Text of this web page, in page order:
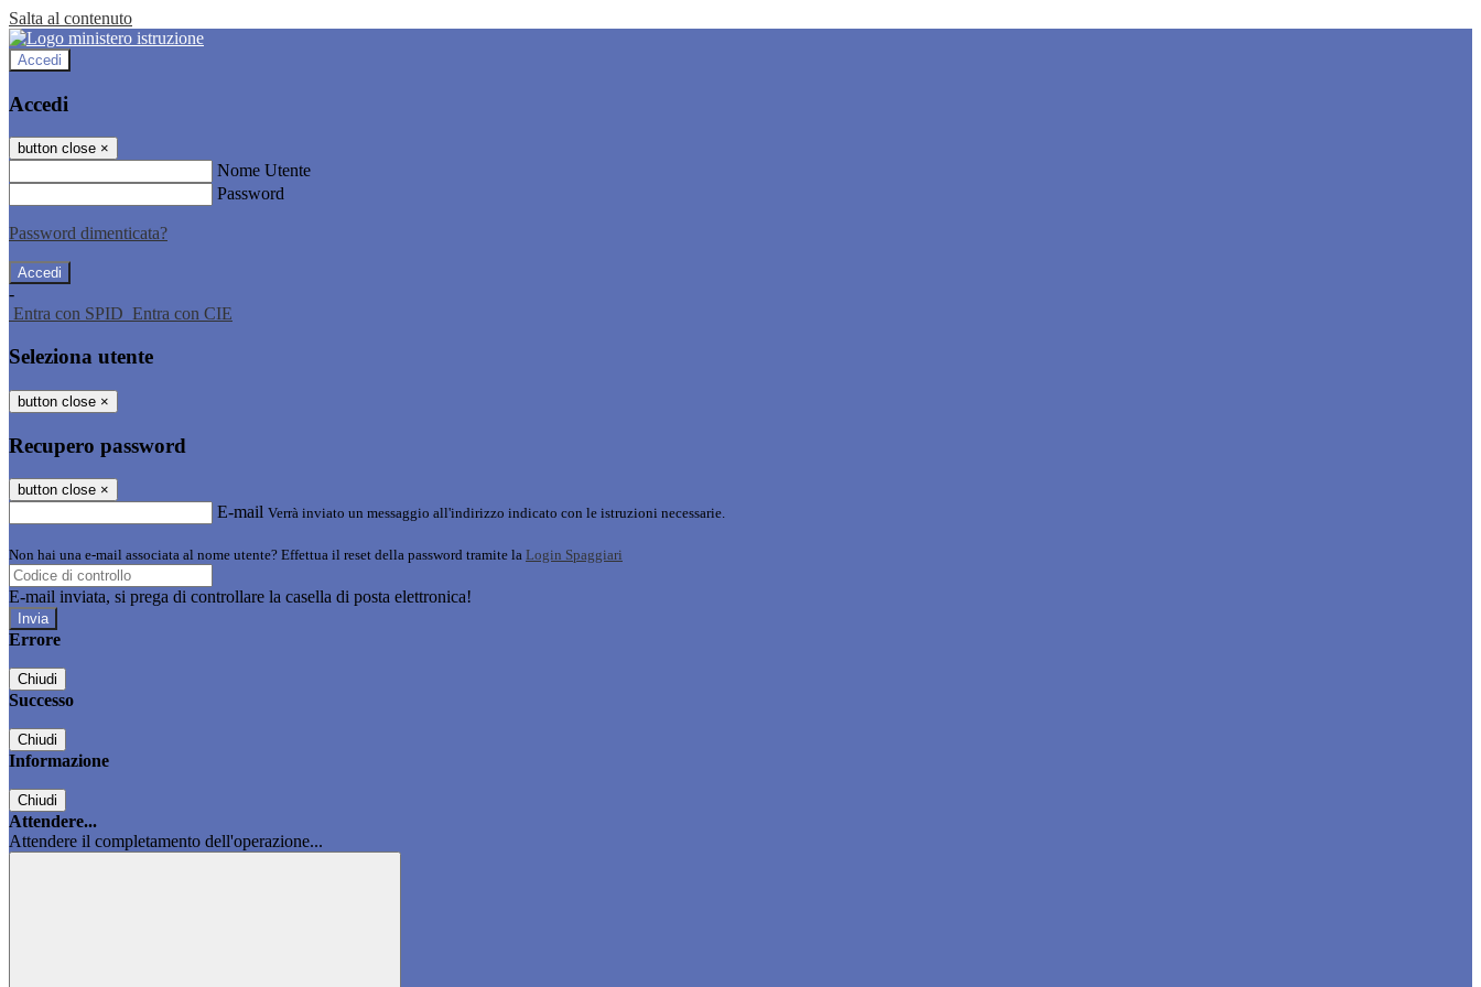
Salta al contenuto
Accedi
Accedi
button close ×
Nome Utente
Password
Password dimenticata?
-
Entra con SPID Entra con CIE
Seleziona utente
button close ×
Recupero password
button close ×
E-mail Verrà inviato un messaggio all'indirizzo indicato con le istruzioni necessarie.
Non hai una e-mail associata al nome utente? Effettua il reset della password tramite la Login Spaggiari
E-mail inviata, si prega di controllare la casella di posta elettronica!
Errore
Chiudi
Successo
Chiudi
Informazione
Chiudi
Attendere...
Attendere il completamento dell'operazione...